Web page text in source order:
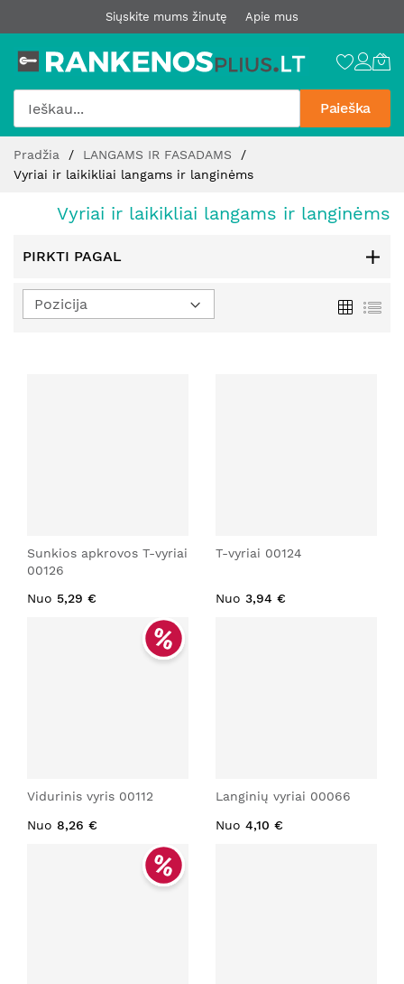
Siųskite mums žinutę Apie mus
Paieška
Pereiti
prie
turinio
Pradžia
LANGAMS IR FASADAMS
Vyriai ir laikikliai langams ir langinėms
Vyriai ir laikikliai langams ir langinėms
PIRKTI PAGAL
Tinklelis
Sunkios apkrovos T-vyriai
00126
Nuo 5,29 €
T-vyriai 00124
Nuo 3,94 €
Vidurinis vyris 00112
Nuo 8,26 €
Langinių vyriai 00066
Nuo 4,10 €